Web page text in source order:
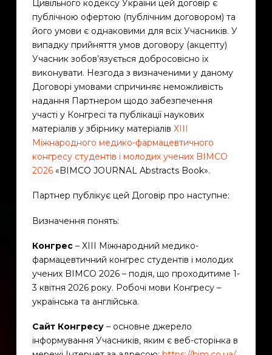
Цивільного кодексу України цей договір є
публічною офертою (публічним договором) та
його умови є однаковими для всіх Учасників. У
випадку прийняття умов договору (акцепту)
Учасник зобов’язується добросовісно їх
виконувати. Незгода з визначеними у даному
Договорі умовами спричиняє неможливість
надання Партнером щодо забезпечення
участі у Конгресі та публікації наукових
матеріалів у збірнику матеріалів ХІІІ
Міжнародного медико-фармацевтичного
конгресу студентів і молодих учених BIMCO
2026 «BIMCO JOURNAL Abstracts Book».
Партнер публікує цей Договір про наступне:
Визначення понять:
Конгрес – ХІІІ Міжнародний медико-
фармацевтичний конгрес студентів і молодих
учених BIMCO 2026 – подія, що проходитиме 1-
3 квітня 2026 року. Робочі мови Конгресу –
українська та англійська.
Сайт Конгресу – основне джерело
інформування Учасників, яким є веб-сторінка в